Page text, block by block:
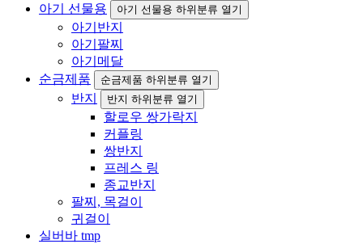
아기 선물용
아기 선물용 하위분류 열기
아기반지
아기팔찌
아기메달
순금제품
순금제품 하위분류 열기
반지 반지 하위분류 열기
할로우 쌍가락지
커플링
쌍반지
프레스 링
종교반지
팔찌, 목걸이
귀걸이
실버바 tmp